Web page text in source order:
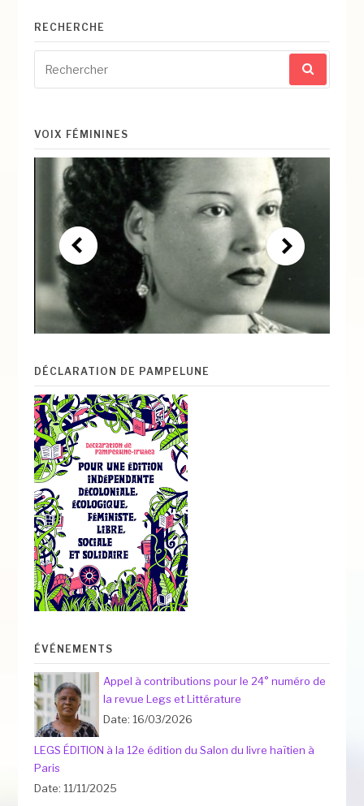
suite
RECHERCHE
pour
:
VOIX FÉMININES
DÉCLARATION DE PAMPELUNE
ÉVÉNEMENTS
Appel à contributions pour le 24° numéro de
la revue Legs et Littérature
Date: 16/03/2026
LEGS ÉDITION à la 12e édition du Salon du livre haïtien à
Paris
Date: 11/11/2025